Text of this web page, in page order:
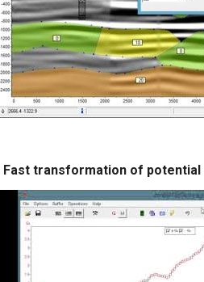
Fast transformation of